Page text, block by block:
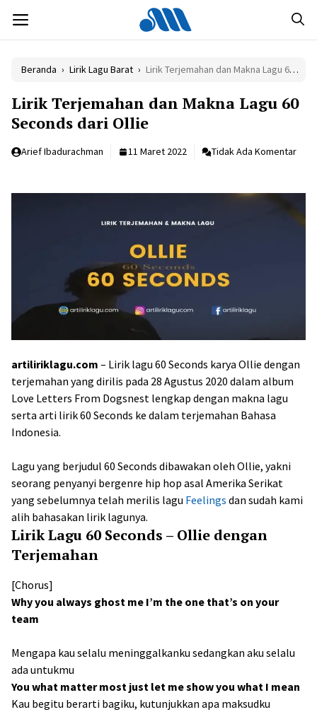
isi
MENU
Beranda › Lirik Lagu Barat › Lirik Terjemahan dan Makna Lagu 60 Seconds dari Ollie
Lirik Terjemahan dan Makna Lagu 60
Seconds dari Ollie
Arief Ibadurachman 11 Maret 2022 Tidak Ada Komentar
artiliriklagu.com – Lirik lagu 60 Seconds karya Ollie dengan
terjemahan yang dirilis pada 28 Agustus 2020 dalam album
Love Letters From Dogsnest lengkap dengan makna lagu
serta arti lirik 60 Seconds ke dalam terjemahan Bahasa
Indonesia.
Lagu yang berjudul 60 Seconds dibawakan oleh Ollie, yakni
seorang penyanyi bergenre hip hop asal Amerika Serikat
yang sebelumnya telah merilis lagu Feelings dan sudah kami
alih bahasakan lirik lagunya.
Lirik Lagu 60 Seconds – Ollie dengan
Terjemahan
[Chorus]
Why you always ghost me I’m the one that’s on your
team
Mengapa kau selalu meninggalkanku sedangkan aku selalu
ada untukmu
You what matter most just let me show you what I mean
Kau begitu berarti bagiku, kutunjukkan apa maksudku